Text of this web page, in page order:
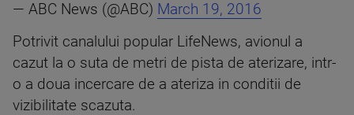
— ABC News (@ABC) March 19, 2016
Potrivit canalului popular LifeNews, avionul a
cazut la o suta de metri de pista de aterizare, intr-
o a doua incercare de a ateriza in conditii de
vizibilitate scazuta.